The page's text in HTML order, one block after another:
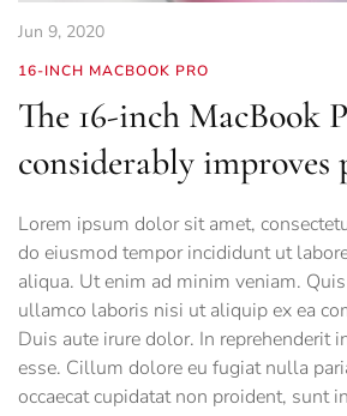
Jun 9, 2020
16-INCH MACBOOK PRO
The 16-inch MacBook
considerably improves
Lorem ipsum dolor sit amet,
do eiusmod tempor incididunt ut
aliqua. Ut enim ad minim veniam.
ullamco laboris nisi ut aliquip ex ea
Duis aute irure dolor. In reprehenderit
esse. Cillum dolore eu fugiat nulla
occaecat cupidatat non proident, sunt